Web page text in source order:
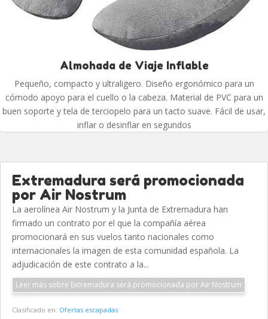
Almohada de Viaje Inflable
Pequeño, compacto y ultraligero. Diseño ergonómico para un
cómodo apoyo para el cuello o la cabeza. Material de PVC para un
buen soporte y tela de terciopelo para un tacto suave. Fácil de usar,
inflar o desinflar en segundos
Extremadura será promocionada
por Air Nostrum
La aerolínea Air Nostrum y la Junta de Extremadura han
firmado un contrato por el que la compañía aérea
promocionará en sus vuelos tanto nacionales como
internacionales la imagen de esta comunidad española. La
adjudicación de este contrato a la...
Leer más sobre Extremadura será promocionada por Air Nostrum
Clasificado en: Ofertas escapadas